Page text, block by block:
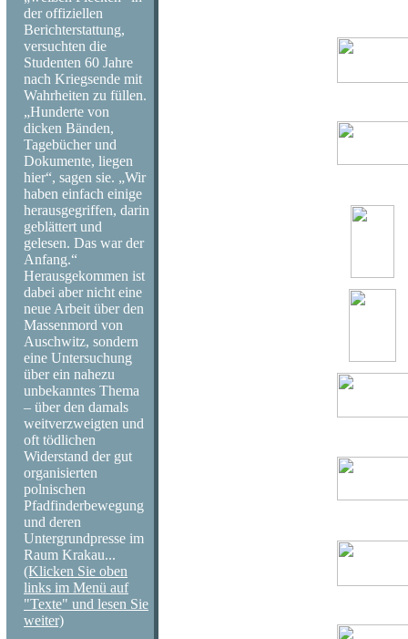
der offiziellen
Berichterstattung,
versuchten die
Studenten 60 Jahre
nach Kriegsende mit
Wahrheiten zu füllen.
„Hunderte von
dicken Bänden,
Tagebücher und
Dokumente, liegen
hier“, sagen sie. „Wir
haben einfach einige
herausgegriffen, darin
geblättert und
gelesen. Das war der
Anfang.“
Herausgekommen ist
dabei aber nicht eine
neue Arbeit über den
Massenmord von
Auschwitz, sondern
eine Untersuchung
über ein nahezu
unbekanntes Thema
– über den damals
weitverzweigten und
oft tödlichen
Widerstand der gut
organisierten
polnischen
Pfadfinderbewegung
und deren
Untergrundpresse im
Raum Krakau...
(Klicken Sie oben
links im Menü auf
"Texte" und lesen Sie
weiter)